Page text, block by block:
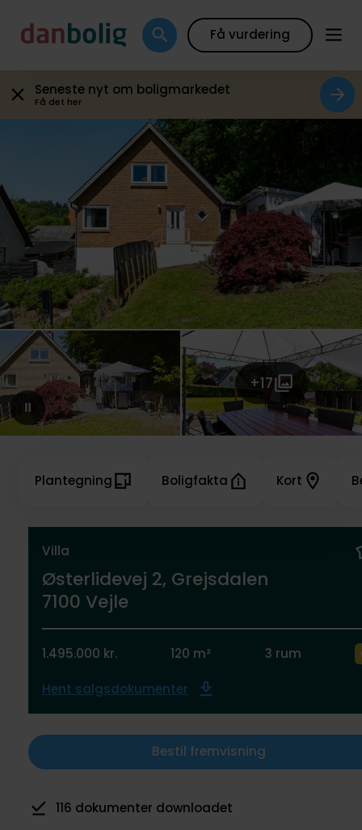
Få vurdering
Seneste nyt om boligmarkedet
Få det her
+17
Villa
Østerlidevej 2, Grejsdalen
7100 Vejle
1.495.000 kr. 120 m² 3 rum
Hent salgsdokumenter
Bestil fremvisning
Plantegning Boligfakta Kort
116 dokumenter downloadet
Galleri Plantegning Boligfakta Kort